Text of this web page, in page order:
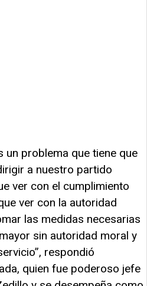
un problema que tiene que
a nuestro partido
ver con el cumplimiento
ver con la autoridad
las medidas necesarias
sin autoridad moral y
respondió
quien fue poderoso jefe